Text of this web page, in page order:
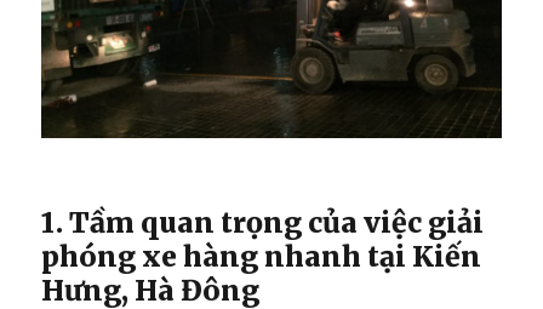
1. Tầm quan trọng của việc giải
phóng xe hàng nhanh tại Kiến
Hưng, Hà Đông